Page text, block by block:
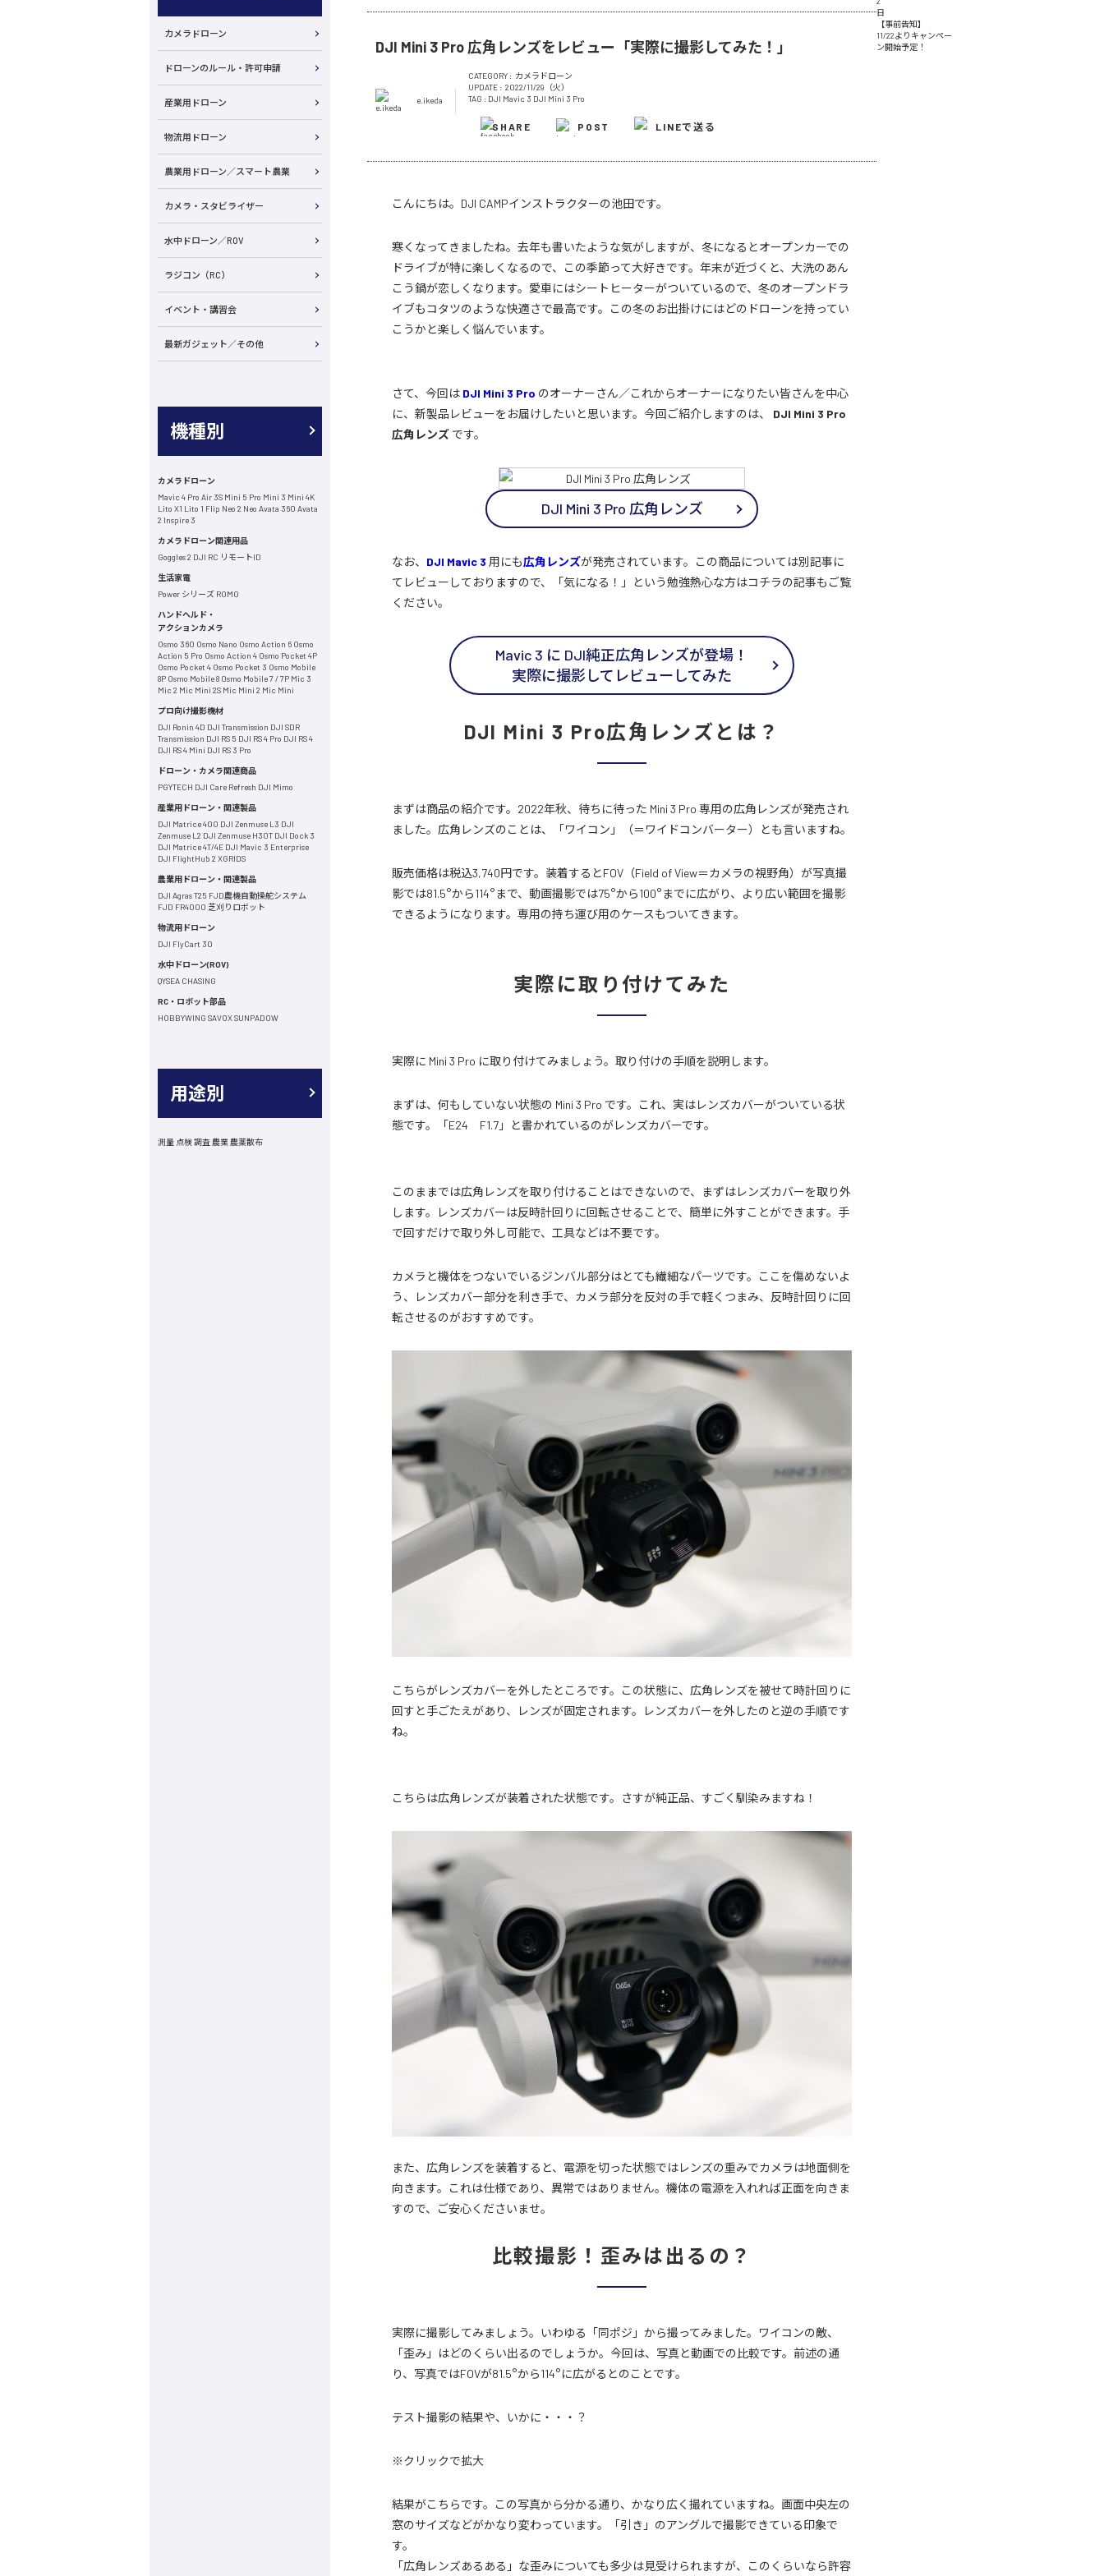
カメラドローン
ドローンのルール・許可申請
産業用ドローン
物流用ドローン
農業用ドローン／スマート農業
カメラ・スタビライザー
水中ドローン／ROV
ラジコン（RC）
イベント・講習会
最新ガジェット／その他
機種別
カメラドローン
Mavic 4 Pro Air 3S Mini 5 Pro Mini 3 Mini 4K
Lito X1 Lito 1 Flip Neo 2 Neo Avata 360 Avata
2 Inspire 3
カメラドローン関連用品
Goggles 2 DJI RC リモートID
生活家電
Power シリーズ ROMO
ハンドヘルド・
アクションカメラ
Osmo 360 Osmo Nano Osmo Action 6 Osmo
Action 5 Pro Osmo Action 4 Osmo Pocket 4P
Osmo Pocket 4 Osmo Pocket 3 Osmo Mobile
8P Osmo Mobile 8 Osmo Mobile 7 / 7P Mic 3
Mic 2 Mic Mini 2S Mic Mini 2 Mic Mini
プロ向け撮影機材
DJI Ronin 4D DJI Transmission DJI SDR
Transmission DJI RS 5 DJI RS 4 Pro DJI RS 4
DJI RS 4 Mini DJI RS 3 Pro
ドローン・カメラ関連商品
PGYTECH DJI Care Refresh DJI Mimo
産業用ドローン・関連製品
DJI Matrice 400 DJI Zenmuse L3 DJI
Zenmuse L2 DJI Zenmuse H30T DJI Dock 3
DJI Matrice 4T/4E DJI Mavic 3 Enterprise
DJI FlightHub 2 XGRIDS
農業用ドローン・関連製品
DJI Agras T25 FJD農機自動操舵システム
FJD FR4000 芝刈りロボット
物流用ドローン
DJI FlyCart 30
水中ドローン(ROV)
QYSEA CHASING
RC・ロボット部品
HOBBYWING SAVOXSUNPADOW
用途別
測量 点検調査 農業 農薬散布
DJI Mini 3 Pro 広角レンズをレビュー「実際に撮影してみた！」
e.ikeda
CATEGORY : カメラドローン
UPDATE : 2022/11/29（火）
TAG : DJI Mavic 3 DJI Mini 3 Pro
SHARE POST LINEで送る
こんにちは。DJI CAMPインストラクターの池田です。
寒くなってきましたね。去年も書いたような気がしますが、冬になるとオープンカーでの
ドライブが特に楽しくなるので、この季節って大好きです。年末が近づくと、大洗のあん
こう鍋が恋しくなります。愛車にはシートヒーターがついているので、冬のオープンドラ
イブもコタツのような快適さで最高です。この冬のお出掛けにはどのドローンを持ってい
こうかと楽しく悩んでいます。
さて、今回は DJI Mini 3 Pro のオーナーさん／これからオーナーになりたい皆さんを中心
に、新製品レビューをお届けしたいと思います。今回ご紹介しますのは、
DJI Mini 3 Pro
広角レンズ です。
DJI Mini 3 Pro 広角レンズ
なお、 DJI Mavic 3 用にも広角レンズが発売されています。この商品については別記事に
てレビューしておりますので、「気になる！」という勉強熱心な方はコチラの記事もご覧
ください。
Mavic 3 に DJI純正広角レンズが登場！
実際に撮影してレビューしてみた
DJI Mini 3 Pro広角レンズとは？
まずは商品の紹介です。2022年秋、待ちに待った Mini 3 Pro 専用の広角レンズが発売され
ました。広角レンズのことは、「ワイコン」（＝ワイドコンバーター）とも言いますね。
販売価格は税込3,740円です。装着するとFOV（Field of View＝カメラの視野角）が写真撮
影では81.5°から114°まで、動画撮影では75°から100°までに広がり、より広い範囲を撮影
できるようになります。専用の持ち運び用のケースもついてきます。
実際に取り付けてみた
実際に Mini 3 Pro に取り付けてみましょう。取り付けの手順を説明します。
まずは、何もしていない状態の Mini 3 Pro です。これ、実はレンズカバーがついている状
態です。「E24 F1.7」と書かれているのがレンズカバーです。
このままでは広角レンズを取り付けることはできないので、まずはレンズカバーを取り外
します。レンズカバーは反時計回りに回転させることで、簡単に外すことができます。手
で回すだけで取り外し可能で、工具などは不要です。
カメラと機体をつないでいるジンバル部分はとても繊細なパーツです。ここを傷めないよ
う、レンズカバー部分を利き手で、カメラ部分を反対の手で軽くつまみ、反時計回りに回
転させるのがおすすめです。
こちらがレンズカバーを外したところです。この状態に、広角レンズを被せて時計回りに
回すと手ごたえがあり、レンズが固定されます。レンズカバーを外したのと逆の手順です
ね。
こちらは広角レンズが装着された状態です。さすが純正品、すごく馴染みますね！
また、広角レンズを装着すると、電源を切った状態ではレンズの重みでカメラは地面側を
向きます。これは仕様であり、異常ではありません。機体の電源を入れれば正面を向きま
すので、ご安心くださいませ。
比較撮影！歪みは出るの？
実際に撮影してみましょう。いわゆる「同ポジ」から撮ってみました。ワイコンの敵、
「歪み」はどのくらい出るのでしょうか。今回は、写真と動画での比較です。前述の通
り、写真ではFOVが81.5°から114°に広がるとのことです。
テスト撮影の結果や、いかに・・・？
※クリックで拡大
結果がこちらです。この写真から分かる通り、かなり広く撮れていますね。画面中央左の
窓のサイズなどがかなり変わっています。「引き」のアングルで撮影できている印象で
す。
「広角レンズあるある」な歪みについても多少は見受けられますが、このくらいなら許容
日
【事前告知】
11/22よりキャンペー
ン開始予定！